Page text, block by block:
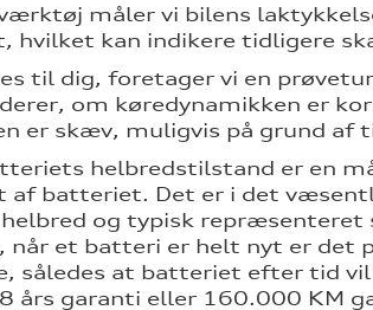
måler vi bilens
hvilket kan indikere tidligere
til dig, foretager vi en
om køredynamikken er
er skæv, muligvis på grund af
helbredstilstand er en
af batteriet. Det er i det
og typisk repræsenteret
når et batteri er helt nyt er det
således at batteriet efter tid
års garanti eller 160.000 KM